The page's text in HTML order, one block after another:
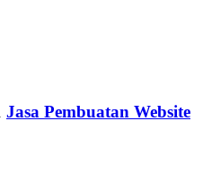
Jasa Pembuatan Website